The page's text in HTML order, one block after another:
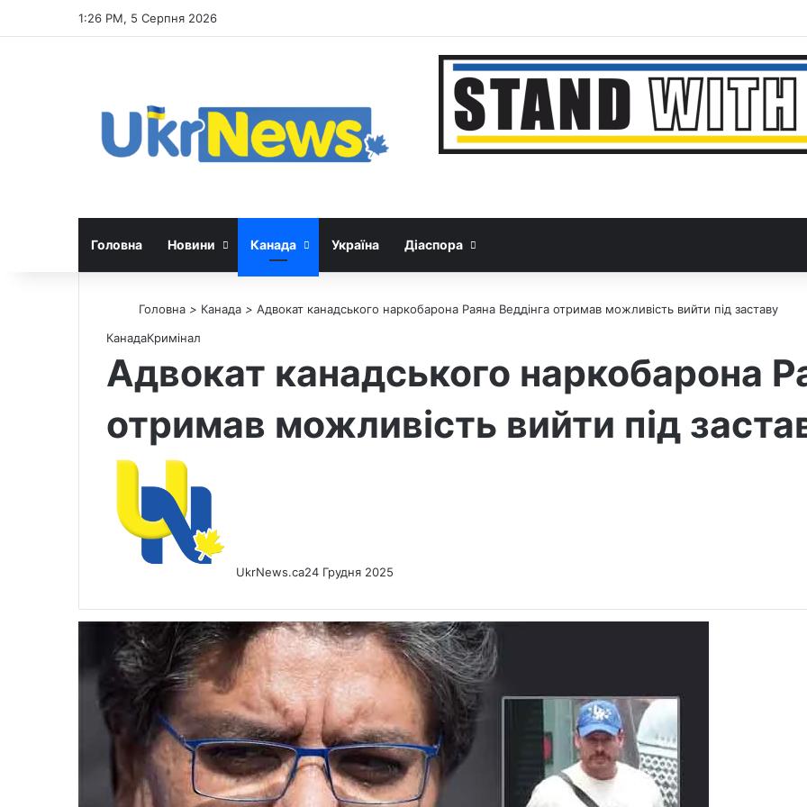
1:26 PM, 5 Серпня 2026
Google News
Threads
Головна Новини Канада Україна Діаспора
Головна > Канада > Адвокат канадського наркобарона Раяна Веддінга отримав можливість вийти під заставу
КанадаКримінал
Адвокат канадського наркобарона
отримав можливість вийти під
UkrNews.ca24 Грудня 2025